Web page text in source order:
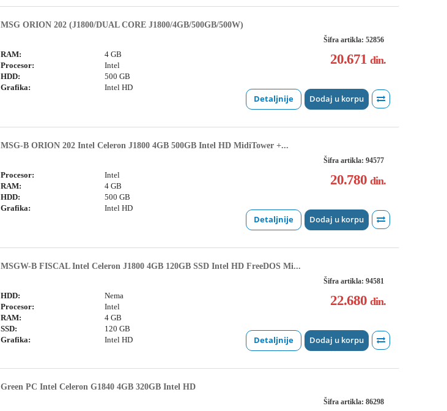
MSG ORION 202 (J1800/DUAL CORE J1800/4GB/500GB/500W)
Šifra artikla: 52856
RAM:
4 GB
Procesor:
Intel
HDD:
500 GB
Grafika:
Intel HD
20.671din.
Detaljnije Dodaj u korpu
MSG-B ORION 202 Intel Celeron J1800 4GB 500GB Intel HD MidiTower +...
Šifra artikla: 94577
Procesor:
Intel
RAM:
4 GB
HDD:
500 GB
Grafika:
Intel HD
20.780din.
Detaljnije Dodaj u korpu
MSGW-B FISCAL Intel Celeron J1800 4GB 120GB SSD Intel HD FreeDOS Mi...
Šifra artikla: 94581
HDD:
Nema
Procesor:
Intel
RAM:
4 GB
SSD:
120 GB
Grafika:
Intel HD
22.680din.
Detaljnije Dodaj u korpu
Green PC Intel Celeron G1840 4GB 320GB Intel HD
Šifra artikla: 86298